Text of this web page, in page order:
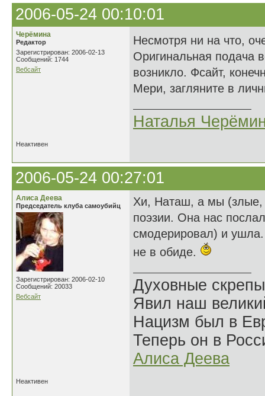
2006-05-24 00:10:01
Черёмина
Редактор
Зарегистрирован: 2006-02-13
Сообщений: 1744
Вебсайт
Несмотря ни на что,
Оригинальная подача
возникло. Фсайт,
Мери, загляните в
Наталья
Неактивен
2006-05-24 00:27:01
Алиса Деева
Председатель клуба самоубийц
Зарегистрирован: 2006-02-10
Сообщений: 20033
Вебсайт
Хи, Наташ, а мы (злые,
поэзии. Она нас
смодерировал) и
не в обиде.
Духовные
Явил наш
Нацизм был в
Теперь он в
Алиса Деева
Неактивен